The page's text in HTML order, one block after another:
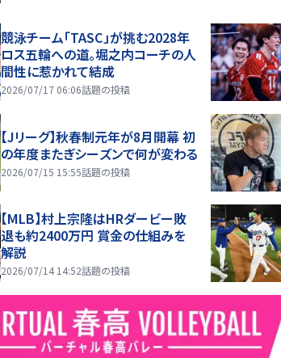
競泳チーム「TASC」が挑む2028年
ロス五輪への道。堀之内コーチの人
間性に惹かれて結成
2026/07/17 06:06話題の投稿
【Jリーグ】秋春制元年が8月開幕 初
の年度またぎシーズンで何が変わる
2026/07/15 15:55話題の投稿
【MLB】村上宗隆はHRダービー敗
退も約2400万円 賞金の仕組みを
解説
2026/07/14 14:52話題の投稿